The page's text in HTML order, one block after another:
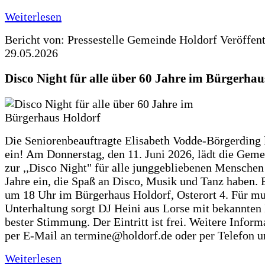
Weiterlesen
Bericht von: Pressestelle Gemeinde Holdorf
29.05.2026
Disco Night für alle über 60 Jahre im
Die Seniorenbeauftragte Elisabeth Vodde-
ein! Am Donnerstag, den 11. Juni 2026, lädt die
zur ,,Disco Night" für alle junggebliebenen
Jahre ein, die Spaß an Disco, Musik und Tanz haben.
um 18 Uhr im Bürgerhaus Holdorf, Osterort 4. Für
Unterhaltung sorgt DJ Heini aus Lorse mit
bester Stimmung. Der Eintritt ist frei. Weitere
per E-Mail an termine@holdorf.de oder per Telefon
Weiterlesen